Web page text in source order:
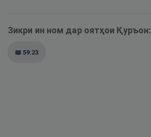
Зикри ин ном дар оятҳои Қуръон:
📖 59:23